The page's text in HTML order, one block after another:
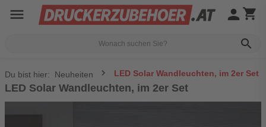
menu
search
person shopping_cart
Du bist hier: Neuheiten LED Solar Wandleuchten, im 2er Set
LED Solar Wandleuchten, im 2er Set